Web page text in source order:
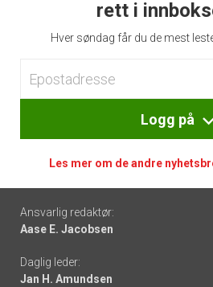
rett i
Hver søndag får du de mest
Logg på
Les mer om de andre
Footer
-
links
Ansvarlig redaktør:
Aase E. Jacobsen
Daglig leder:
Jan H. Amundsen